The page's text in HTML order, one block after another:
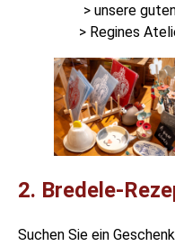
> unsere
> Regines
2. Bredele-
Suchen Sie ein